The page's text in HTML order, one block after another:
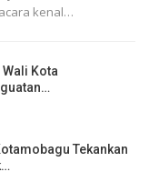
kenal…
Kota
Tekankan